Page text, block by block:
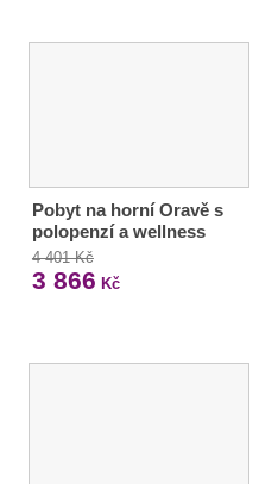
Pobyt na horní Oravě s
polopenzí a wellness
4 401 Kč
3 866 Kč